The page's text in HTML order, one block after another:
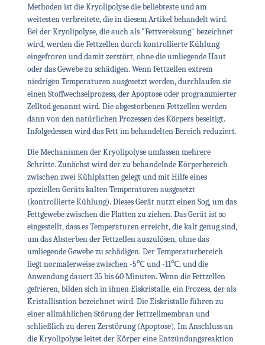
Methoden ist die Kryolipolyse die beliebteste und am
weitesten verbreitete, die in diesem Artikel behandelt wird.
Bei der Kryolipolyse, die auch als "Fettvereisung" bezeichnet
wird, werden die Fettzellen durch kontrollierte Kühlung
eingefroren und damit zerstört, ohne die umliegende Haut
oder das Gewebe zu schädigen. Wenn Fettzellen extrem
niedrigen Temperaturen ausgesetzt werden, durchlaufen sie
einen Stoffwechselprozess, der Apoptose oder programmierter
Zelltod genannt wird. Die abgestorbenen Fettzellen werden
dann von den natürlichen Prozessen des Körpers beseitigt.
Infolgedessen wird das Fett im behandelten Bereich reduziert.
Die Mechanismen der Kryolipolyse umfassen mehrere
Schritte. Zunächst wird der zu behandelnde Körperbereich
zwischen zwei Kühlplatten gelegt und mit Hilfe eines
speziellen Geräts kalten Temperaturen ausgesetzt
(kontrollierte Kühlung). Dieses Gerät nutzt einen Sog, um das
Fettgewebe zwischen die Platten zu ziehen. Das Gerät ist so
eingestellt, dass es Temperaturen erreicht, die kalt genug sind,
um das Absterben der Fettzellen auszulösen, ohne das
umliegende Gewebe zu schädigen. Der Temperaturbereich
liegt normalerweise zwischen -5℃ und -11℃, und die
Anwendung dauert 35 bis 60 Minuten. Wenn die Fettzellen
gefrieren, bilden sich in ihnen Eiskristalle, ein Prozess, der als
Kristallisation bezeichnet wird. Die Eiskristalle führen zu
einer allmählichen Störung der Fettzellmembran und
schließlich zu deren Zerstörung (Apoptose). Im Anschluss an
die Kryolipolyse leitet der Körper eine Entzündungsreaktion